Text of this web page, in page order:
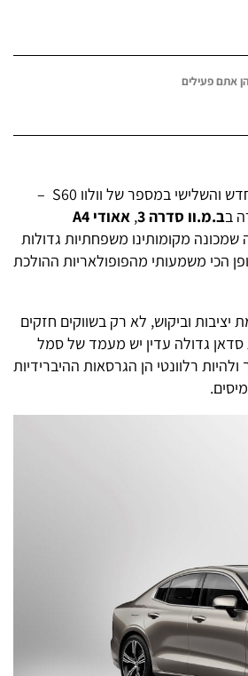
אתם פעילים
חברת 'מאיר' השיקה בישראל הבוקר, יום ב', את הדור החדש והשלישי במספר של וולוו S60 –
בב.מ.וו סדרה 3 , אאודי A4
שמכונה מקומותינו משפחתיות גדולות
הכי משמעותי מהפופולאריות ההולכת
וביקוש, לא רק בשווקים חזקים
סדאן גדולה עדין יש מעמד של סמל
רלוונטי הן הגרסאות ההיברידיות